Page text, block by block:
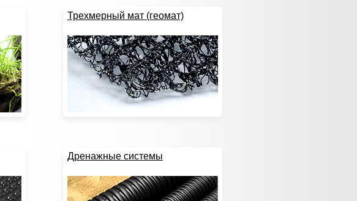
Трехмерный мат (геомат)
Дренажные системы